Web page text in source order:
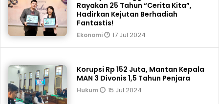
Rayakan 25 Tahun “Cerita Kita”,
Hadirkan Kejutan Berhadiah
Fantastis!
Ekonomi 17 Jul 2024
Korupsi Rp 152 Juta, Mantan Kepala
MAN 3 Divonis 1,5 Tahun Penjara
Hukum 15 Jul 2024